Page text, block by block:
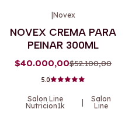
Agotado
|Novex
NOVEX CREMA PARA
PEINAR 300ML
$40.000,00$52.100,00
5.0
-8%OFF
Salon Line
Nutricion1k
Salon
Line